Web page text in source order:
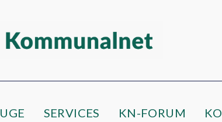
SERVICES KN-FORUM